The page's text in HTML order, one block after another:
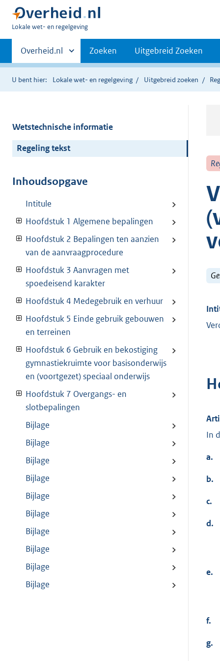
U
hier:
Lokale wet- en regelgeving
Primaire
navigatie
Andere
sites
binnen
Overheid.nl Zoeken Uitgebreid Zoeken
U bent hier: Lokale wet- en regelgeving Uitgebreid zoeken
Wetstechnische informatie
Regeling tekst
Inhoudsopgave
Intitule
Hoofdstuk 1 Algemene bepalingen
Hoofdstuk 2 Bepalingen ten aanzien
van de aanvraagprocedure
Hoofdstuk 3 Aanvragen met
spoedeisend karakter
Hoofdstuk 4 Medegebruik en verhuur
Hoofdstuk 5 Einde gebruik gebouwen
en terreinen
Hoofdstuk 6 Gebruik en bekostiging
gymnastiekruimte voor basisonderwijs
en (voortgezet) speciaal onderwijs
Hoofdstuk 7 Overgangs- en
slotbepalingen
Bijlage
Bijlage
Bijlage
Bijlage
Bijlage
Bijlage
Bijlage
Bijlage
Bijlage
Bijlage
In
a.
b.
c.
d.
e.
f.
g.